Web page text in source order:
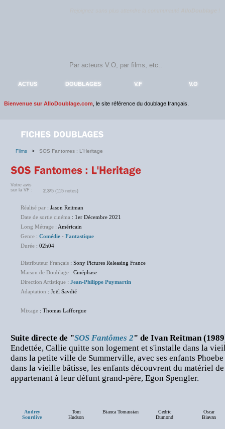
ACTUS DOUBLAGES V.F V.O
Bienvenue sur AlloDoublage.com , le site référence du doublage français.
Films > SOS Fantomes : L'Heritage
Votre avis
sur la VF :
2.3/5 (115 notes)
Réalisé par : Jason Reitman
Date de sortie cinéma : 1er Décembre 2021
Long Métrage : Américain
Genre : Comédie - Fantastique
Durée : 02h04
Distributeur Français : Sony Pictures Releasing France
Maison de Doublage : Cinéphase
Direction Artistique : Jean-Philippe Puymartin
Adaptation : Joël Savdié
Mixage : Thomas Lafforgue
Suite directe de "SOS Fantômes 2" de Ivan Reitman
Endettée, Callie quitte son logement et s'installe dans la
dans la petite ville de Summerville, avec ses enfants
dans la vieille bâtisse, les enfants découvrent du matériel
appartenant à leur défunt grand-père, Egon Spengler.
Audrey
Sourdive
Tom
Hudson
Bianca Tomassian
Cedric
Dumond
Oscar
Biavan